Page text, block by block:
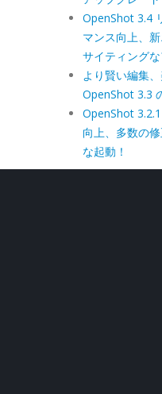
OpenShot 3.4
マンス向上、
サイティング
より賢い編集
OpenShot 3.3
OpenShot
向上、多数の
な起動！